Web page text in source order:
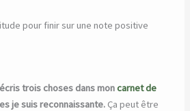
pour finir sur une note positive
trois choses dans moncarnet de
je suis reconnaissante. Ça peut être